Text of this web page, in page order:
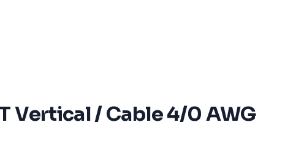
Vertical / Cable 4/0 AWG